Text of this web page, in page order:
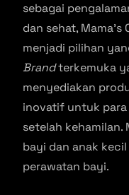
sebagai
dan sehat,
menjadi pilihan
Brandterkemuka
menyediakan
inovatif untuk para
setelah kehamilan.
bayi dan anak
perawatan bayi.